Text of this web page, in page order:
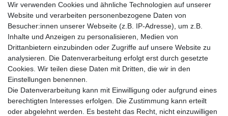
Zahlungsarten
Versandkosten
Wir verwenden Cookies und ähnliche Technologien auf unserer
Website und verarbeiten personenbezogene Daten von
Besucher:innen unserer Webseite (z.B. IP-Adresse), um z.B.
Inhalte und Anzeigen zu personalisieren, Medien von
Drittanbietern einzubinden oder Zugriffe auf unsere Website zu
analysieren. Die Datenverarbeitung erfolgt erst durch gesetzte
Cookies. Wir teilen diese Daten mit Dritten, die wir in den
Einstellungen benennen.
Die Datenverarbeitung kann mit Einwilligung oder aufgrund eines
berechtigten Interesses erfolgen. Die Zustimmung kann erteilt
oder abgelehnt werden. Es besteht das Recht, nicht einzuwilligen